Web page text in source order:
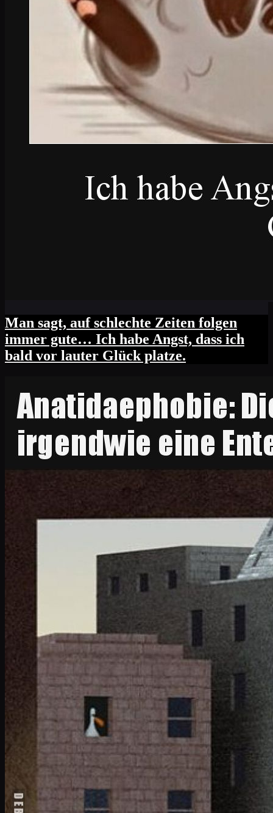
Man sagt, auf schlechte Zeiten folgen
immer gute… Ich habe Angst, dass ich
bald vor lauter Glück platze.